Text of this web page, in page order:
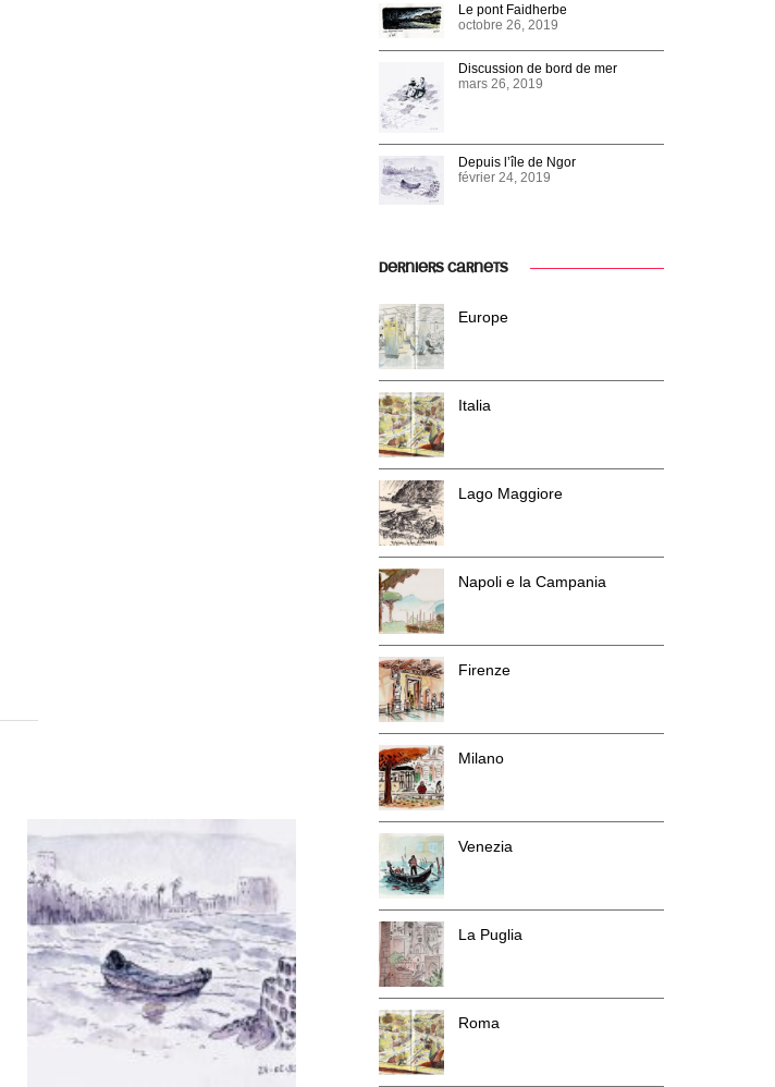
Le pont Faidherbe
octobre 26, 2019
Discussion de bord de mer
mars 26, 2019
Depuis l’île de Ngor
février 24, 2019
DERNIERS CARNETS
Europe
Italia
Lago Maggiore
Napoli e la Campania
Firenze
Milano
Venezia
La Puglia
Roma